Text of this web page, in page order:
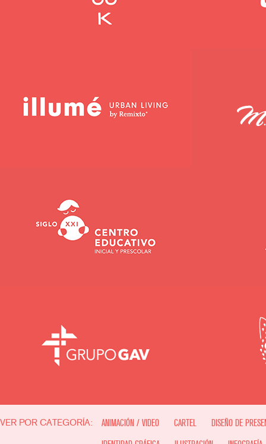
VER POR CATEGORÍA: ANIMACIÓN / VIDEO CARTEL
DISEÑO DE